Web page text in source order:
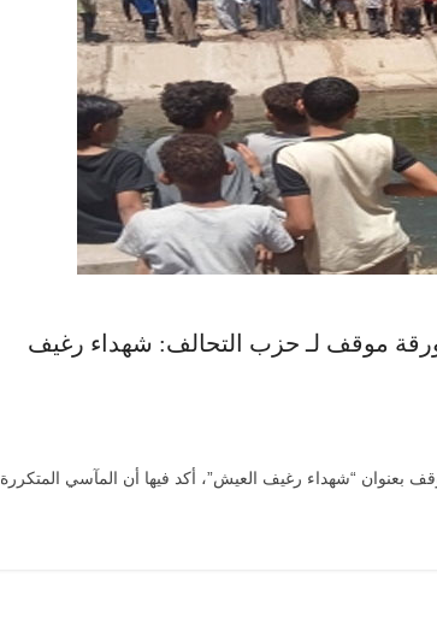
ورقة موقف لـ حزب التحالف: شهداء رغيف
“شهداء رغيف العيش”، أكد فيها أن المآسي المتكررة